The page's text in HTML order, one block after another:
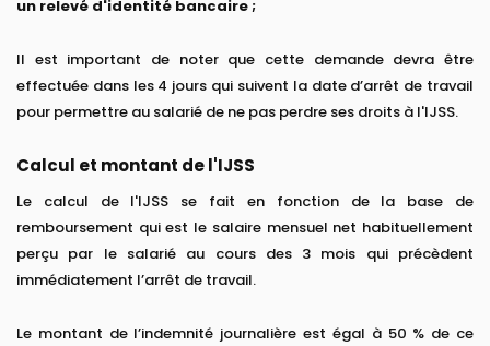
un relevé d'identité bancaire ;
Il est important de noter que cette demande devra être
effectuée dans les 4 jours qui suivent la date d’arrêt de travail
pour permettre au salarié de ne pas perdre ses droits à l'IJSS.
Calcul et montant de l'IJSS
Le calcul de l'IJSS se fait en fonction de la base de
remboursement qui est le salaire mensuel net habituellement
perçu par le salarié au cours des 3 mois qui précèdent
immédiatement l’arrêt de travail.
Le montant de l’indemnité journalière est égal à 50 % de ce